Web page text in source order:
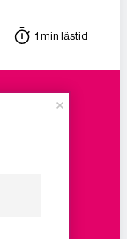
1 min lästid